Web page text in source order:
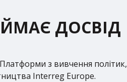
ДОСВІД
з вивчення
Interreg Europe.